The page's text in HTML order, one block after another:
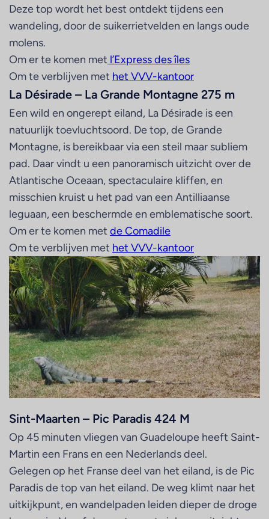
Deze top wordt het best ontdekt tijdens een
wandeling, door de suikerrietvelden en langs oude
molens.
Om er te komen met l’Express des îles
Om te verblijven met het VVV-kantoor
La Désirade – La Grande Montagne 275 m
Een wild en ongerept eiland, La Désirade is een
natuurlijk toevluchtsoord. De top, de Grande
Montagne, is bereikbaar via een steil maar subliem
pad. Daar vindt u een panoramisch uitzicht over de
Atlantische Oceaan, spectaculaire kliffen, en
misschien kruist u het pad van een Antilliaanse
leguaan, een beschermde en emblematische soort.
Om er te komen met de Comadile
Om te verblijven met het VVV-kantoor
Sint-Maarten – Pic Paradis 424 M
Op 45 minuten vliegen van Guadeloupe heeft Saint-
Martin een Frans en een Nederlands deel.
Gelegen op het Franse deel van het eiland, is de Pic
Paradis de top van het eiland. De weg klimt naar het
uitkijkpunt, en wandelpaden leiden dieper de droge